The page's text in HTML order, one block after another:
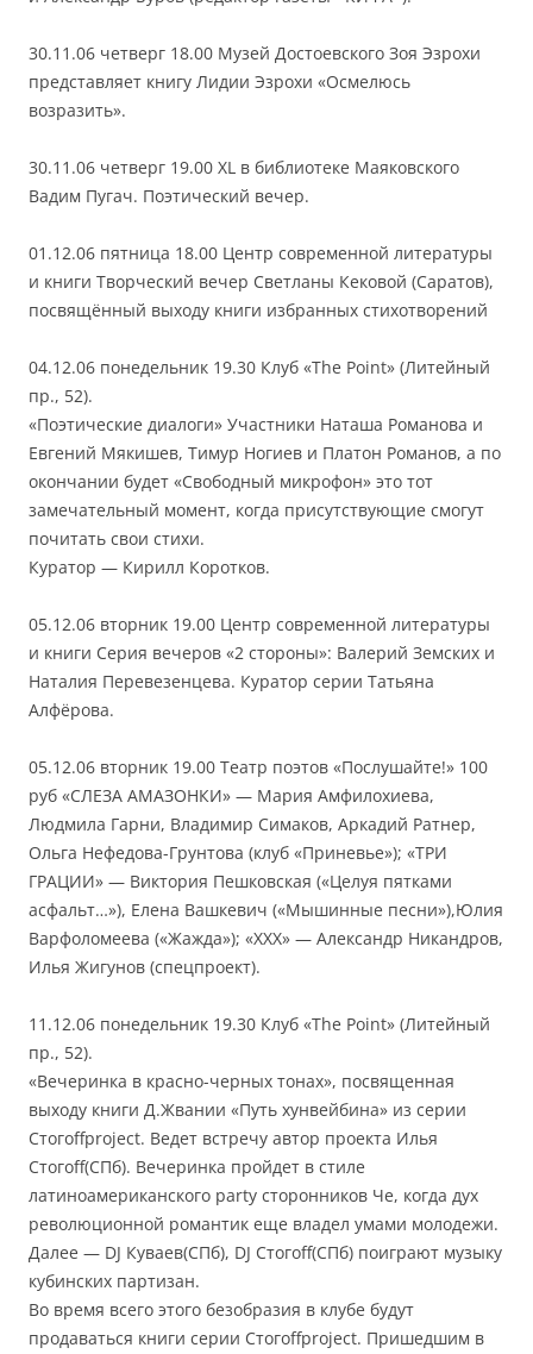
30.11.06 четверг 18.00 Музей Достоевского Зоя Эзрохи
представляет книгу Лидии Эзрохи «Осмелюсь
возразить».
30.11.06 четверг 19.00 XL в библиотеке Маяковского
Вадим Пугач. Поэтический вечер.
01.12.06 пятница 18.00 Центр современной литературы
и книги Творческий вечер Светланы Кековой (Саратов),
посвящённый выходу книги избранных стихотворений
04.12.06 понедельник 19.30 Клуб «The Point» (Литейный
пр., 52).
«Поэтические диалоги» Участники Наташа Романова и
Евгений Мякишев, Тимур Ногиев и Платон Романов, а по
окончании будет «Свободный микрофон» это тот
замечательный момент, когда присутствующие смогут
почитать свои стихи.
Куратор — Кирилл Коротков.
05.12.06 вторник 19.00 Центр современной литературы
и книги Серия вечеров «2 стороны»: Валерий Земских и
Наталия Перевезенцева. Куратор серии Татьяна
Алфёрова.
05.12.06 вторник 19.00 Театр поэтов «Послушайте!» 100
руб «СЛЕЗА АМАЗОНКИ» — Мария Амфилохиева,
Людмила Гарни, Владимир Симаков, Аркадий Ратнер,
Ольга Нефедова-Грунтова (клуб «Приневье»); «ТРИ
ГРАЦИИ» — Виктория Пешковская («Целуя пятками
асфальт…»), Елена Вашкевич («Мышинные песни»),Юлия
Варфоломеева («Жажда»); «XXX» — Александр Никандров,
Илья Жигунов (спецпроект).
11.12.06 понедельник 19.30 Клуб «The Point» (Литейный
пр., 52).
«Вечеринка в красно-черных тонах», посвященная
выходу книги Д.Жвании «Путь хунвейбина» из серии
Стогоffproject. Ведет встречу автор проекта Илья
Стогоff(СПб). Вечеринка пройдет в стиле
латиноамериканского party сторонников Че, когда дух
революционной романтик еще владел умами молодежи.
Далее — DJ Куваев(СПб), DJ Стогоff(СПб) поиграют музыку
кубинских партизан.
Во время всего этого безобразия в клубе будут
продаваться книги серии Стогоffproject. Пришедшим в